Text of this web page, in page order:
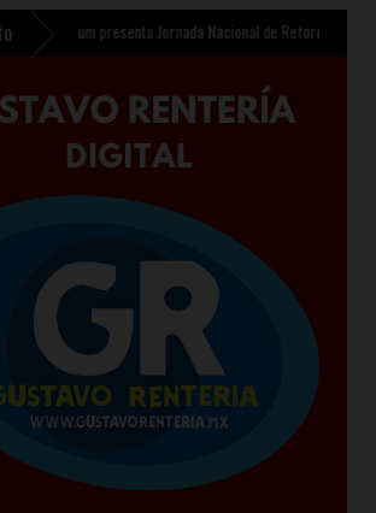
presenta Jornada Nacional de Reforestación 2026 para